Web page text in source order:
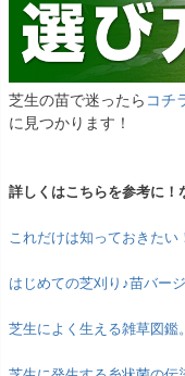
芝生の苗で迷ったら コチ
に見つかります！
詳しくはこちらを参考に！
これだけは知っておきたい
はじめての芝刈り♪苗バー
芝生によく生える雑草図鑑